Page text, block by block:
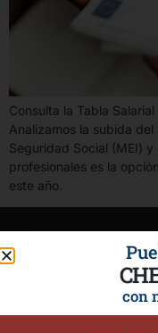
Consulta la Tabla
Analizamos la subida
Seguridad Social (MEI)
profesionales es la
este año.
con